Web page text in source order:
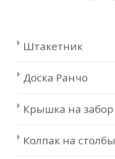
Штакетник
Доска Ранчо
Крышка на забор
Колпак на столбы